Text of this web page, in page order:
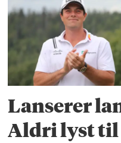
Lanserer
Aldri lyst til